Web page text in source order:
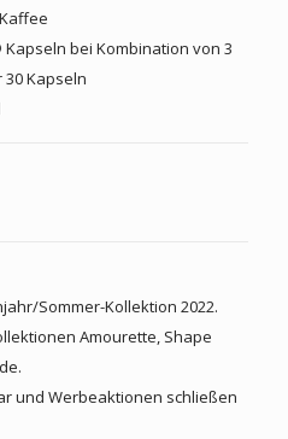
bei Kombination von 3
Kapseln
Sommer-Kollektion 2022.
Amourette, Shape
und Werbeaktionen schließen